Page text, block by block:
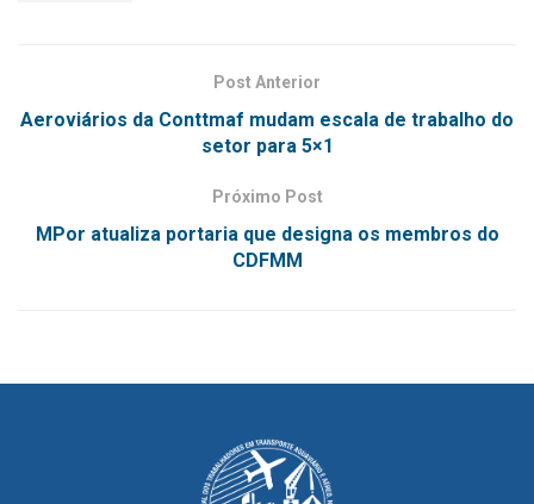
Post Anterior
Aeroviários da Conttmaf mudam escala de trabalho do
setor para 5×1
Próximo Post
MPor atualiza portaria que designa os membros do
CDFMM